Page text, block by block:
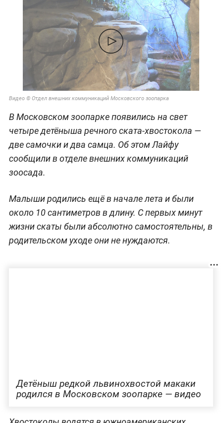
Видео © Отдел внешних коммуникаций Московского зоопарка
В Московском зоопарке появились на свет
четыре детёныша речного ската-хвостокола —
две самочки и два самца. Об этом Лайфу
сообщили в отделе внешних коммуникаций
зоосада.
Малыши родились ещё в начале лета и были
около 10 сантиметров в длину. С первых минут
жизни скаты были абсолютно самостоятельны, в
родительском уходе они не нуждаются.
Детёныш редкой львинохвостой макаки
родился в Московском зоопарке — видео